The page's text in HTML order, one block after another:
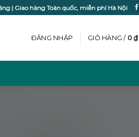
| Giao hàng Toàn quốc, miễn phí Hà Nội
ĐĂNG NHẬP GIỎ HÀNG / 0₫